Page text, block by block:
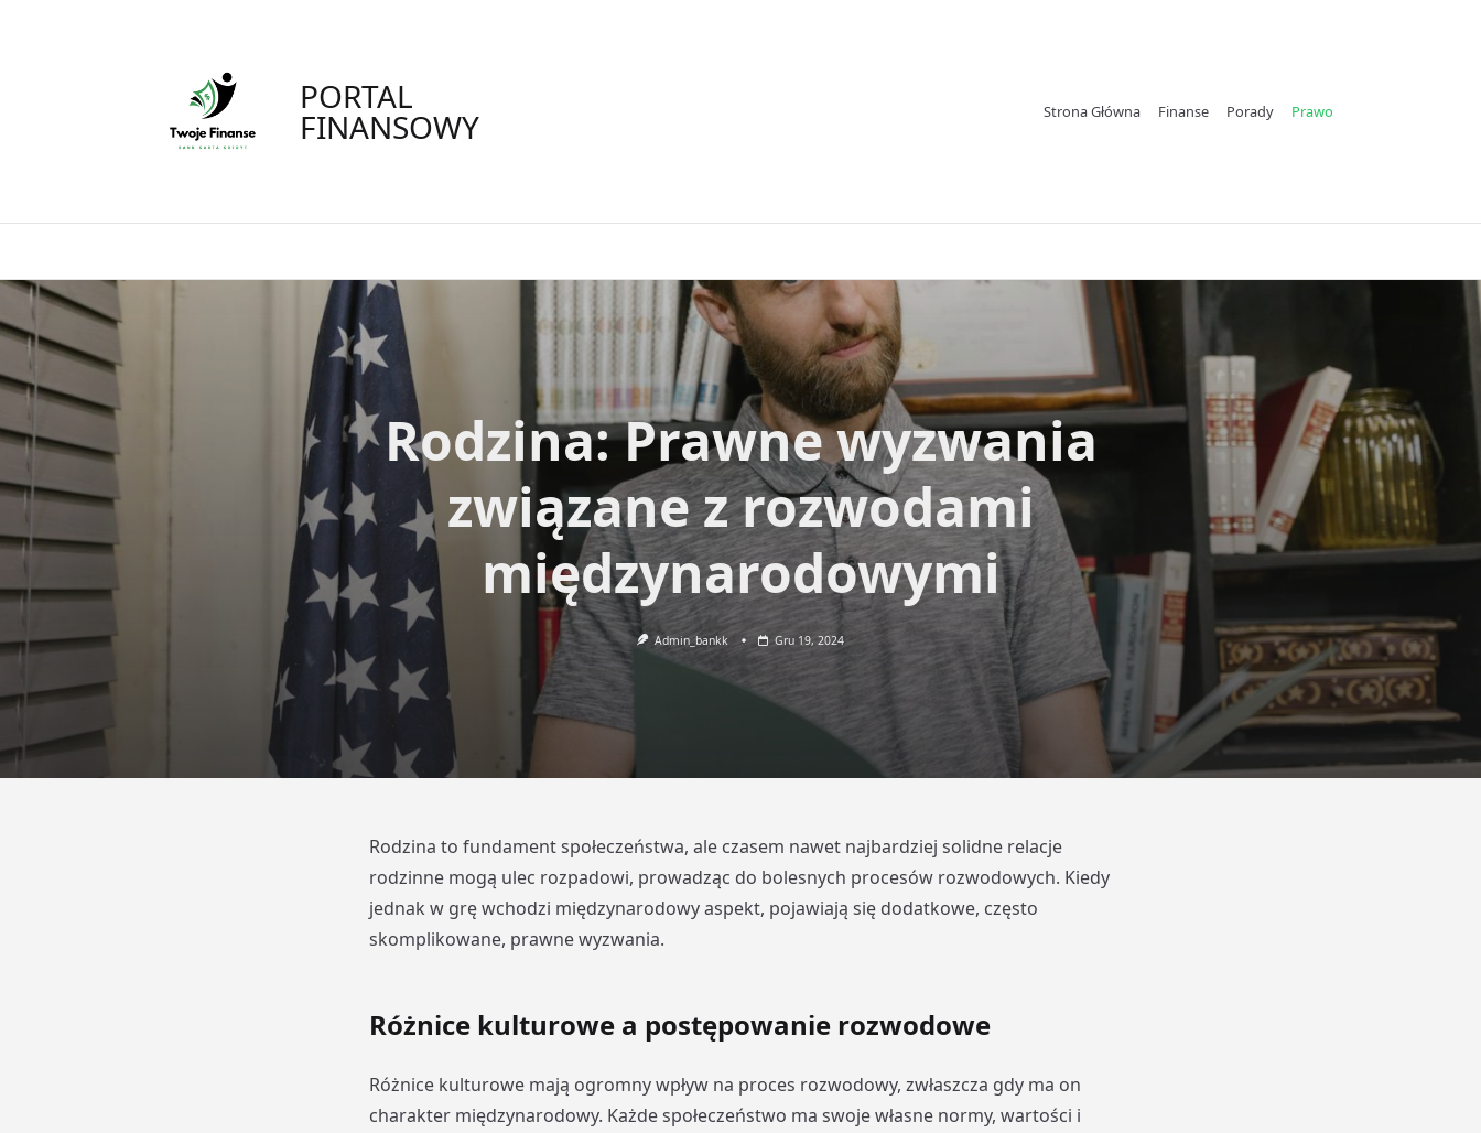
PORTAL
FINANSOWY Strona Główna Finanse Porady Prawo
Rodzina: Prawne wyzwania
związane z rozwodami
międzynarodowymi
Admin_bankk Gru 19, 2024
Rodzina to fundament społeczeństwa, ale czasem nawet najbardziej solidne relacje
rodzinne mogą ulec rozpadowi, prowadząc do bolesnych procesów rozwodowych. Kiedy
jednak w grę wchodzi międzynarodowy aspekt, pojawiają się dodatkowe, często
skomplikowane, prawne wyzwania.
Różnice kulturowe a postępowanie rozwodowe
Różnice kulturowe mają ogromny wpływ na proces rozwodowy, zwłaszcza gdy ma on
charakter międzynarodowy. Każde społeczeństwo ma swoje własne normy, wartości i